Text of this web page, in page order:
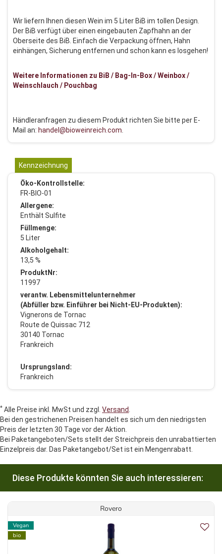
Wir liefern Ihnen diesen Wein im 5 Liter BiB im tollen Design.
Der BiB verfügt über einen eingebauten Zapfhahn an der
Oberseite des BiB. Einfach die Verpackung öffnen, Hahn
einhängen, Sicherung entfernen und schon kann es losgehen!
Weitere Informationen zu BiB / Bag-In-Box / Weinbox /
Weinschlauch / Pouchbag
Händleranfragen zu diesem Produkt richten Sie bitte per E-
Mail an: handel@bioweinreich.com
Kennzeichnung
Öko-Kontrollstelle:
FR-BIO-01
Allergene:
Enthält Sulfite
Füllmenge:
5 Liter
Alkoholgehalt:
13,5 %
ProduktNr:
11997
verantw. Lebensmittelunternehmer
(Abfüller bzw. Einführer bei Nicht-EU-Produkten):
Vignerons de Tornac
Route de Quissac 712
30140 Tornac
Frankreich
Ursprungsland:
Frankreich
* Alle Preise inkl. MwSt und zzgl. Versand
Bei den gestrichenen Preisen handelt es sich um den niedrigsten
Preis der letzten 30 Tage vor der Aktion.
Bei Paketangeboten/Sets stellt der Streichpreis den unrabattierten
Einzelpreis dar. Das Paketangebot/Set ist ein Mengenrabatt.
Diese Produkte könnten Sie auch interessieren:
Rovero
Vegan
bio